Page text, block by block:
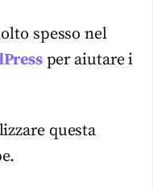
spesso nel
per aiutare i
questa